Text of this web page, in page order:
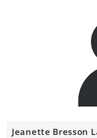
Jeanette Bresson